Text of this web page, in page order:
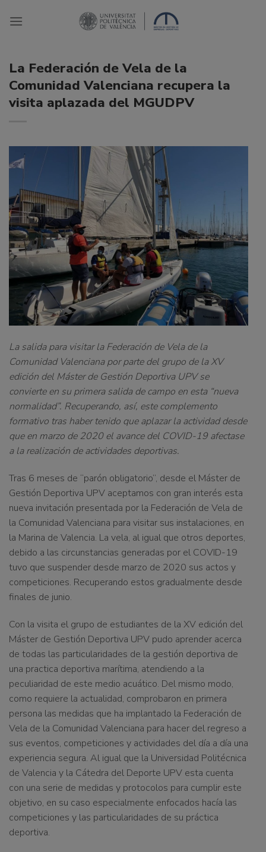
La Federación de Vela de la
Comunidad Valenciana recupera la
visita aplazada del MGUDPV
La salida para visitar la Federación de Vela de la
Comunidad Valenciana por parte del grupo de la XV
edición del Máster de Gestión Deportiva UPV se
convierte en su primera salida de campo en esta “nueva
normalidad”. Recuperando, así, este complemento
formativo tras haber tenido que aplazar la actividad desde
que en marzo de 2020 el avance del COVID-19 afectase
a la realización de actividades deportivas.
Tras 6 meses de “parón obligatorio”, desde el Máster de
Gestión Deportiva UPV aceptamos con gran interés esta
nueva invitación presentada por la Federación de Vela de
la Comunidad Valenciana para visitar sus instalaciones, en
la Marina de Valencia. La vela, al igual que otros deportes,
debido a las circunstancias generadas por el COVID-19
tuvo que suspender desde marzo de 2020 sus actos y
competiciones. Recuperando estos gradualmente desde
finales de junio.
Con la visita el grupo de estudiantes de la XV edición del
Máster de Gestión Deportiva UPV pudo aprender acerca
de todas las particularidades de la gestión deportiva de
una practica deportiva marítima, atendiendo a la
peculiaridad de este medio acuático. Del mismo modo,
como requiere la actualidad, comprobaron en primera
persona las medidas que ha implantado la Federación de
Vela de la Comunidad Valenciana para hacer del regreso a
sus eventos, competiciones y actividades del día a día una
experiencia segura. Al igual que la Universidad Politécnica
de Valencia y la Cátedra del Deporte UPV esta cuenta
con una serie de medidas y protocolos para cumplir este
objetivo, en su caso especialmente enfocados hacía las
competiciones y las particularidades de su práctica
deportiva.